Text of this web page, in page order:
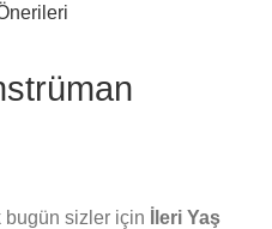
sizler için
İleri Yaş